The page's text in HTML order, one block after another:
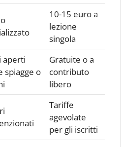
10-15 euro a
lezione
singola
aperti
spiagge o
Gratuite o a
contributo
libero
Tariffe
agevolate
per gli iscritti